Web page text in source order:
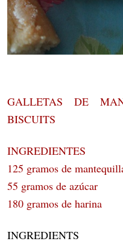
GALLETAS DE
BISCUITS
INGREDIENTES
125 gramos de
55 gramos de azúcar
180 gramos de harina
INGREDIENTS